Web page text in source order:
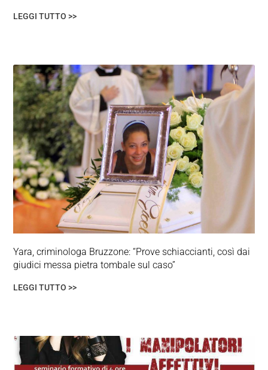
LEGGI TUTTO >>
Yara, criminologa Bruzzone: “Prove schiaccianti, così dai
giudici messa pietra tombale sul caso”
LEGGI TUTTO >>